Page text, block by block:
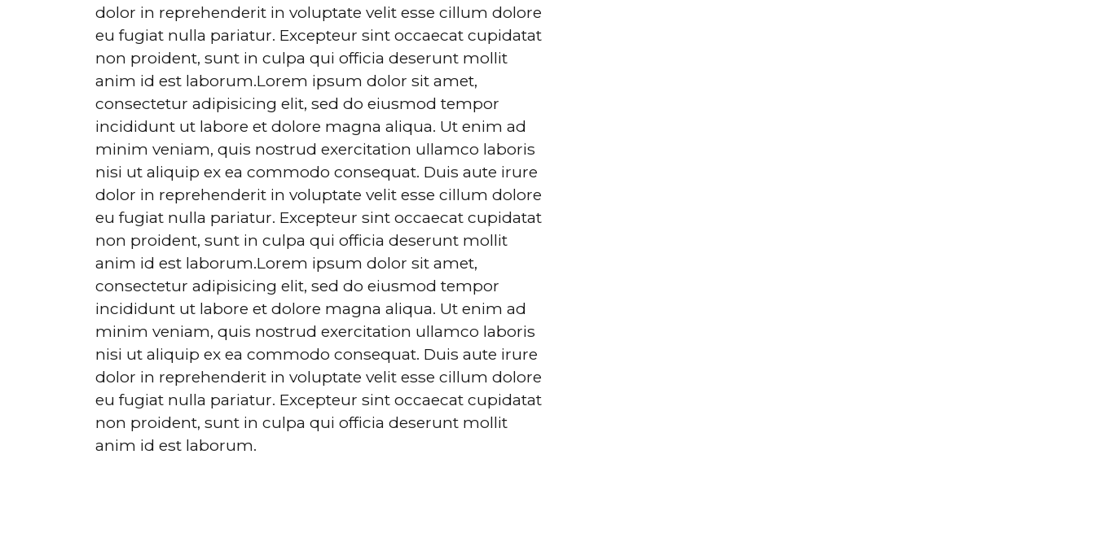
dolor in reprehenderit in voluptate velit esse cillum dolore
eu fugiat nulla pariatur. Excepteur sint occaecat cupidatat
non proident, sunt in culpa qui officia deserunt mollit
anim id est laborum.Lorem ipsum dolor sit amet,
consectetur adipisicing elit, sed do eiusmod tempor
incididunt ut labore et dolore magna aliqua. Ut enim ad
minim veniam, quis nostrud exercitation ullamco laboris
nisi ut aliquip ex ea commodo consequat. Duis aute irure
dolor in reprehenderit in voluptate velit esse cillum dolore
eu fugiat nulla pariatur. Excepteur sint occaecat cupidatat
non proident, sunt in culpa qui officia deserunt mollit
anim id est laborum.Lorem ipsum dolor sit amet,
consectetur adipisicing elit, sed do eiusmod tempor
incididunt ut labore et dolore magna aliqua. Ut enim ad
minim veniam, quis nostrud exercitation ullamco laboris
nisi ut aliquip ex ea commodo consequat. Duis aute irure
dolor in reprehenderit in voluptate velit esse cillum dolore
eu fugiat nulla pariatur. Excepteur sint occaecat cupidatat
non proident, sunt in culpa qui officia deserunt mollit
anim id est laborum.